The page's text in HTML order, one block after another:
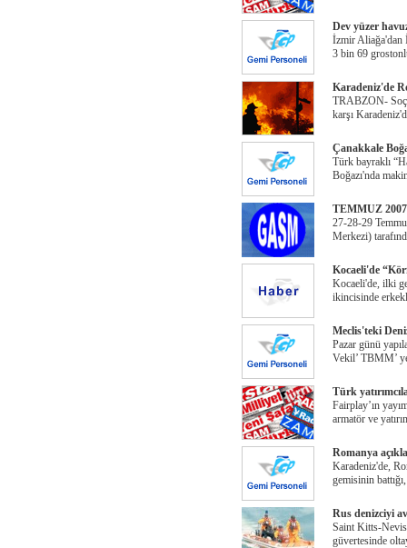
Dev yüzer
İzmir Aliağa'dan
3 bin 69
Karadeniz'de
TRABZON- Soçi
karşı
Çanakkale
Türk bayraklı
Boğazı'nda
TEMMUZ 2007
27-28-29
Merkezi)
Kocaeli'de
Kocaeli'de, ilki
ikincisinde
Meclis'teki
Pazar günü
Vekil’ TBMM’
Türk
Fairplay’ın
armatör ve
Romanya
Karadeniz'de,
gemisinin
Rus denizciyi
Saint Kitts-Nevis
güvertesinde